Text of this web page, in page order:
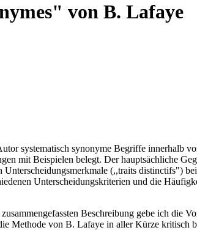
von B. Lafaye
systematisch synonyme Begriffe innerhalb
mit Beispielen belegt. Der hauptsächliche
(,,traits distinctifs")
Unterscheidungskriterien und die
Beschreibung gebe ich die
Methode von B. Lafaye in aller Kürze kritisch